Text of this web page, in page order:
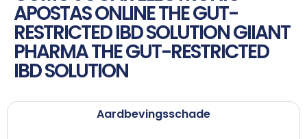
APOSTAS ONLINE THE GUT-
RESTRICTED IBD SOLUTION GIIANT
PHARMA THE GUT-RESTRICTED
IBD SOLUTION
Aardbevingsschade